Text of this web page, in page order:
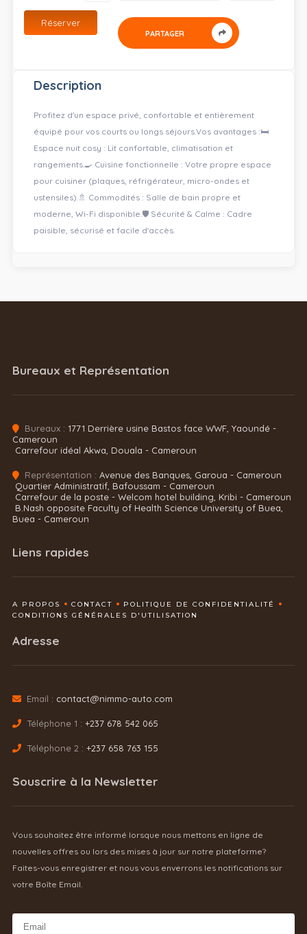
Réserver
PARTAGER
Description
Profitez d'un espace privé, confortable et entièrement
équipé pour vos courts ou longs séjours. ​Vos avantages : ​🛏️
Espace nuit cosy : Lit confortable, climatisation et
rangements. ​🍳 Cuisine fonctionnelle : Votre propre espace
pour cuisiner (plaques, réfrigérateur, micro-ondes et
ustensiles). ​🚿 Commodités : Salle de bain propre et
moderne, Wi-Fi disponible. ​🛡️ Sécurité & Calme : Cadre
paisible, sécurisé et facile d'accès.
Bureaux et Représentation
Bureaux : 1771 Derrière usine Bastos face WWF, Yaoundé -
Cameroun
Carrefour idéal Akwa, Douala - Cameroun
Représentation : Avenue des Banques, Garoua - Cameroun
Quartier Administratif, Bafoussam - Cameroun
Carrefour de la poste - Welcom hotel building, Kribi - Cameroun
B.Nash opposite Faculty of Health Science University of Buea,
Buea - Cameroun
Liens rapides
A PROPOS CONTACT
POLITIQUE DE CONFIDENTIALITÉ
CONDITIONS GÉNÉRALES D'UTILISATION
Adresse
Email : contact@nimmo-auto.com
Téléphone 1 : +237 678 542 065
Téléphone 2 : +237 658 763 155
Souscrire à la Newsletter
Vous souhaitez être informé lorsque nous mettons en ligne de
nouvelles offres ou lors des mises à jour sur notre plateforme?
Faites-vous enregistrer et nous vous enverrons les notifications sur
votre Boîte Email.